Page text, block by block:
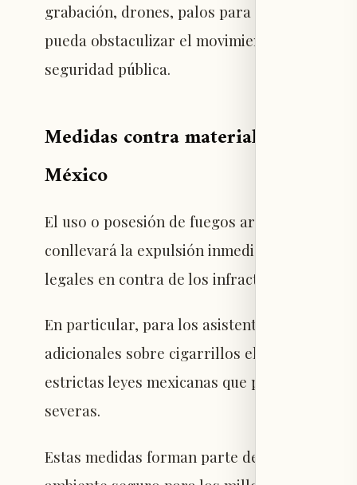
grabación, drones, palos para cámaras y
pueda obstaculizar el movimiento de los
seguridad pública.
Medidas contra materiales
México
El uso o posesión de fuegos artificiales,
conllevará la expulsión inmediata de las
legales en contra de los infractores.
En particular, para los asistentes a los
adicionales sobre cigarrillos electrónicos y
estrictas leyes mexicanas que podrían
severas.
Estas medidas forman parte de un plan de